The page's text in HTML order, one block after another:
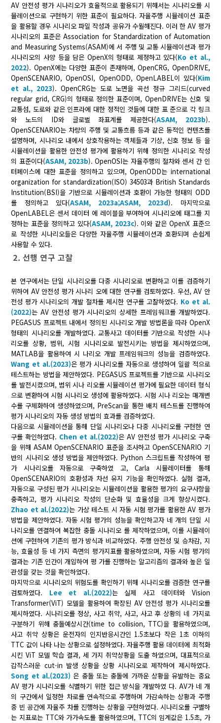
AV 안전성 평가 시나리오가 효율적으로 활용되기 위해서는 시나리오를 시
뮬레이션으로 구현하기 위한 표준이 필요하다. 자율주행 시뮬레이션 표준
을 활용할 경우 시나리오 파일 작성과 공유가 수월해진다. 이러 한 AV 평가
시나리오의 표준은 Association for Standardization of Automation
and Measuring Systems(ASAM)에 서 주행 및 교통 시뮬레이션과 평가
시나리오의 사양 등을 담은 OpenX의 형태로 제정하고 있다(Ko et al.,
2022). OpenX에는 다양한 표준이 존재하며, OpenCRG, OpenDRIVE,
OpenSCENARIO, OpenOSI, OpenODD, OpenLABEL이 있다(Kim
et al., 2023). OpenCRG는 도로 노면을 곡선 정규 그리드(curved
regular grid, CRG)의 형태로 정의한 표준이며, OpenDRIVE는 신호 및
교통섬, 도로와 같은 인프라에 대한 정적인 것들에 대한 표 준으로 각 링크
와 노드의 ID와 글로벌 좌표계를 제공한다(ASAM, 2023b).
OpenSCENARIO는 차량의 주행 및 교통흐름 등과 같은 동적인 컨텐츠를
설명하며, 시나리오 내에서 상호작용하는 객체들과 기상, 신호 정보 등 을
시뮬레이션을 활용한 안전성 평가에 활용하기 위해 정의한 시나리오 작성
의 표준이다(ASAM, 2023b). OpenOSI는 자율주행의 절차와 센서 간 인
터페이스에 대한 표준을 정의하고 있으며, OpenODD는 international
organization for standardization(ISO) 34503과 British Standards
Institution(BSI)을 기반으로 시뮬레이션과 호환이 가능한 형태의 ODD
를 정의하고 있다(ASAM, 2023a;ASAM, 2023d). 마지막으로
OpenLABEL은 센서 데이터 에 레이블을 부여하여 시나리오에 태그를 지
정하는 표준을 정의하고 있다(ASAM, 2023c). 이와 같은 OpenX 표준으
로 작성한 시나리오들은 다양한 자율주행 시뮬레이션과 호환되며 손쉽게
사용할 수 있다.
2. 선행 연구 고찰
본 연구에서는 단일 시나리오를 다중 시나리오로 변환하고 이를 검증하기
위하여 AV 안전성 평가 시나리 오에 대한 연구를 검토하였다. 우선, AV 안
전성 평가 시나리오의 개발 절차를 제시한 연구를 고찰하였다. Ko et al.
(2022)는 AV 안전성 평가 시나리오의 상세한 프레임워크를 개발하였다.
PEGASUS 프로젝트 내에서 정의된 시나리오 개발 방법론을 따라 OpenX
형태의 시나리오를 개발하였다. 교통사고 데이터를 기반으로 작성한 시나
리오를 상황, 범위, 시험 시나리오로 발전시키는 방법을 제시하였으며,
MATLAB을 활용하여 시 나리오 개발 프레임워크의 성능을 검증하였다.
Wang et al.(2023)은 평가 시나리오를 자동으로 생성하여 일괄 적으로
테스트하는 방법을 제안하였다. PEGASUS 프로젝트를 기반으로 시나리오
를 발전시켰으며, 범위 시나 리오를 시뮬레이션 평가에 필요한 데이터 형식
으로 변환하여 시험 시나리오 생성에 활용하였다. 시험 시나 리오는 매개변
수를 구체화하여 생성하였으며, PreScan을 통한 배치 테스트를 진행하여
평가 시나리오의 자동 생성 방법의 효과를 검증하였다.
다음으로 시뮬레이션을 통해 단일 시나리오나 다중 시나리오를 구현한 연
구를 확인하였다. Chen et al.(2022)은 AV 안전성 평가 시나리오 구축
을 위해 ASAM OpenSCENARIO 표준을 조사하고 OpenSCENARIO 기
반의 시나리오 생성 방법을 제안하였다. Python 스크립트를 작성하여 평
가 시나리오를 자동으로 구축하였 고, Carla 시뮬레이터를 통해
OpenSCENARIO의 호환성과 차선 유지 기능을 확인하였다. 실험 결과,
자동으로 구성된 평가 시나리오는 시뮬레이션을 활용한 평가의 요구사항을
충족하고, 평가 시나리오 작성의 단순화 및 효율성을 크게 향상시켰다.
Zhao et al.(2022)는 가상 테스트 시 자동 시험 평가를 활용한 AV 평가
방법을 제안하였다. 자동 시험 평가의 성능을 확인하고자 네 개의 단일 시
나리오를 연결하여 복잡한 충돌 시나리오 를 제작하였으며, 이를 시뮬레이
션에 구현하여 기존의 평가 방식과 비교하였다. 주행 안전성 및 승차감, 지
능, 효율성 등 네 가지 측면의 평가지표를 활용하였으며, 자동 시험 평가의
결과는 기존 인간이 개입하여 평 가를 진행하는 알고리즘의 결과와 높은 일
관성을 갖는 것을 확인하였다.
마지막으로 시나리오의 위험도를 확인하기 위해 시나리오를 검증한 연구를
검토하였다. Lee et al.(2022)는 실제 사고 데이터와 Vision
Transformer(ViT) 모델을 활용하여 확장된 AV 안전성 평가 시나리오를
제시하였다. 시나리오를 정상, 사고 취약, 사고, 사고 후 상황의 네 가지로
구분하기 위해 충돌예상시간(time to collision, TTC)을 활용하였으며,
사고 취약 상황은 운전자의 인지반응시간인 1.5초보다 작은 1초 이하의
TTC 값이 나타 나는 상황으로 설정하였다. 자율주행 활용 데이터에 최적화
시킨 ViT 모델 학습 결과, 세 가지 취약상황을 도출 하였으며, 대표적으로
갑작스러운 cut-in 발생 상황을 상황 시나리오로 제작하여 제시하였다.
Song et al.(2023) 은 충돌 또는 충돌에 가까운 상황을 유발하는 중요
AV 평가 시나리오를 식별하기 위한 접근 방식을 개발하였 다. AV가 네 개
의 구간에서 일정한 차로를 연속적으로 주행하며 가감속하는 상황과 주행
중 빈 공간에 자율주 차를 진행하는 상황을 구현하였다. 시나리오를 구별하
는 지표로는 TTC와 가가속도를 활용하였으며, TTC의 임계값은 1.5초, 가